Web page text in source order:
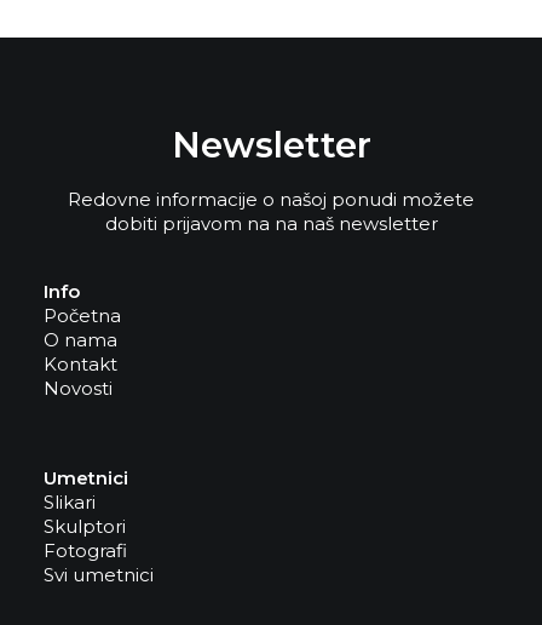
Newsletter
Redovne informacije o našoj ponudi možete
dobiti prijavom na na naš newsletter
Info
Početna
O nama
Kontakt
Novosti
Umetnici
Slikari
Skulptori
Fotografi
Svi umetnici